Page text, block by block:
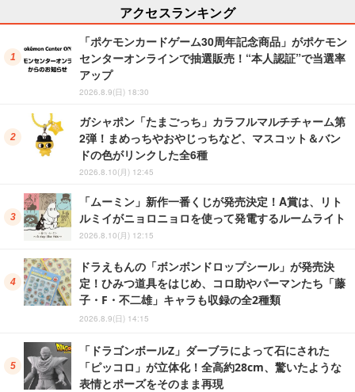
アクセスランキング
「ポケモンカードゲーム30周年記念商品」がポケモン
センターオンラインで抽選販売！“本人認証”で当選率
アップ
2026.8.9(日) 18:30
ガシャポン「たまごっち」カラフルマルチチャーム第
2弾！まめっちやおやじっちなど、マスコット＆バン
ドの色がリンクした全6種
2026.8.10(月) 12:45
「ムーミン」新作一番くじが発売決定！A賞は、リト
ルミイがニョロニョロを使って発電するルームライト
2026.8.10(月) 12:15
ドラえもんの「ボンボンドロップシール」が発売決
定！ひみつ道具をはじめ、コロ助やパーマンたち「藤
子・F・不二雄」キャラも収録の全2種類
2026.8.9(日) 14:15
「ドラゴンボールZ」ダーブラによって石にされた
「ピッコロ」が立体化！全高約28cm、驚いたような
表情とポーズをそのまま再現